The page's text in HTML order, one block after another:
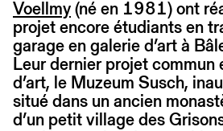
Voellmy(né en 1981) ont
projet encore étudiants en
garage en galerie d’art à
Leur dernier projet commun
d’art, le Muzeum Susch,
situé dans un ancien
d’un petit village des